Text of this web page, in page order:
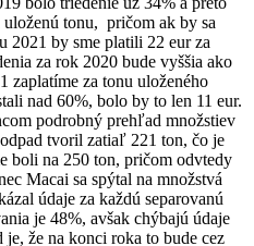
tonu, pričom ak by sa
2021 by sme platili 22 eur za
za rok 2020 bude vyššia ako
zaplatíme za tonu uloženého
nad 60%, bolo by to len 11 eur.
podrobný prehľad množstiev
tvoril zatiaľ 221 ton, čo je
boli na 250 ton, pričom odvtedy
Macai sa spýtal na množstvá
údaje za každú separovanú
je 48%, avšak chýbajú údaje
že na konci roka to bude cez